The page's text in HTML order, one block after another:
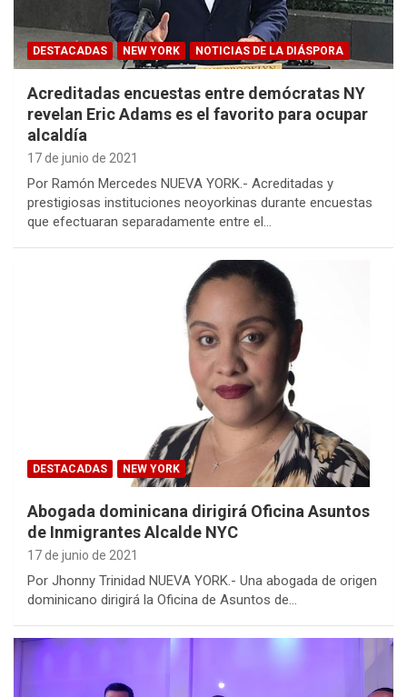
DESTACADAS NEW YORK NOTICIAS DE LA DIÁSPORA
Acreditadas encuestas entre demócratas NY
revelan Eric Adams es el favorito para ocupar
alcaldía
17 de junio de 2021
Por Ramón Mercedes NUEVA YORK.- Acreditadas y
prestigiosas instituciones neoyorkinas durante encuestas
que efectuaran separadamente entre el…
DESTACADAS NEW YORK
Abogada dominicana dirigirá Oficina Asuntos
de Inmigrantes Alcalde NYC
17 de junio de 2021
Por Jhonny Trinidad NUEVA YORK.- Una abogada de origen
dominicano dirigirá la Oficina de Asuntos de…